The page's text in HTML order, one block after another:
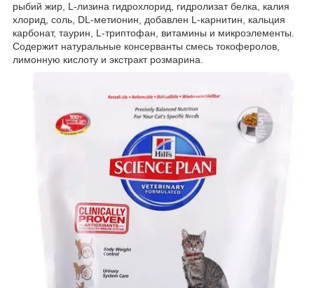
рыбий жир, L-лизина гидрохлорид, гидролизат белка, калия
хлорид, соль, DL-метионин, добавлен L-карнитин, кальция
карбонат, таурин, L-триптофан, витамины и микроэлементы.
Содержит натуральные консерванты смесь токоферолов,
лимонную кислоту и экстракт розмарина.